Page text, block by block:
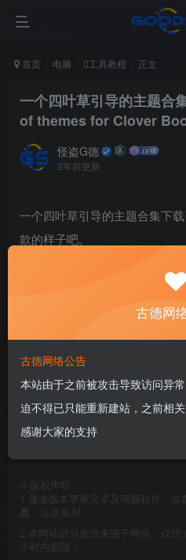
首页 电脑 工具教程 正文
一个四叶草引导的主题合
of themes for Clover
怪盗G德
2年前更新
一个四叶草引导的主题合集下
款的样子吧。
下载直
链https://github.com/
ve/master.zip
版权声明
1
修改版本苹果安卓及电脑软件，加
息 ，注意鉴别；
2 本网站部分资源来源于网络，仅
小时内删除；
古德网
古德网络公告
本站由于之前被攻击导致访问异
迫不得已只能重新建站，之前相
感谢大家的支持